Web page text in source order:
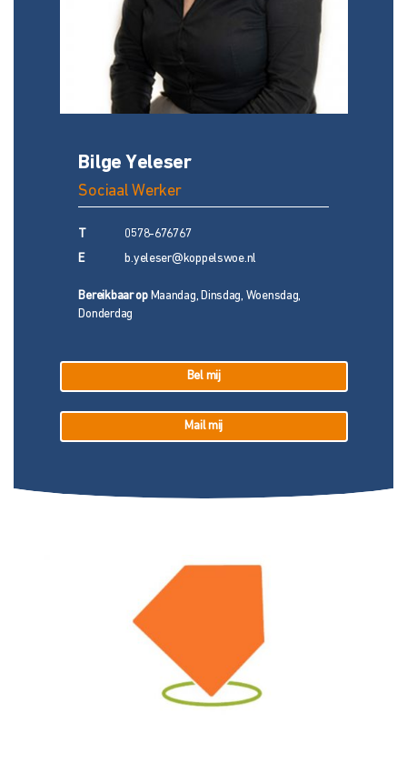
Bilge Yeleser
Sociaal Werker
0578-676767
E b.yeleser@koppelswoe.nl
Bereikbaar opMaandag, Dinsdag, Woensdag,
Donderdag
Bel mij
Mail mij